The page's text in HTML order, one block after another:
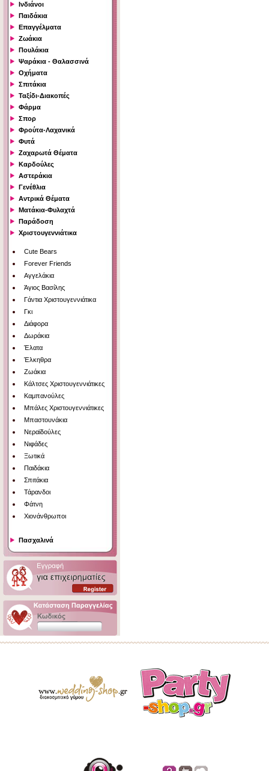
Ινδιάνοι
Παιδάκια
Επαγγέλματα
Ζωάκια
Πουλάκια
Ψαράκια - Θαλασσινά
Οχήματα
Σπιτάκια
Ταξίδι-Διακοπές
Φάρμα
Σπορ
Φρούτα-Λαχανικά
Φυτά
Ζαχαρωτά Θέματα
Καρδούλες
Αστεράκια
Γενέθλια
Αντρικά Θέματα
Ματάκια-Φυλαχτά
Παράδοση
Χριστουγεννιάτικα
Cute Bears
Forever Friends
Αγγελάκια
Άγιος Βασίλης
Γάντια Χριστουγεννιάτικα
Γκι
Διάφορα
Δωράκια
Έλατα
Έλκηθρα
Ζωάκια
Κάλτσες Χριστουγεννιάτικες
Καμπανούλες
Μπάλες Χριστουγεννιάτικες
Μπαστουνάκια
Νεραϊδούλες
Νιφάδες
Ξωτικά
Παιδάκια
Σπιτάκια
Τάρανδοι
Φάτνη
Χιονάνθρωποι
Πασχαλινά